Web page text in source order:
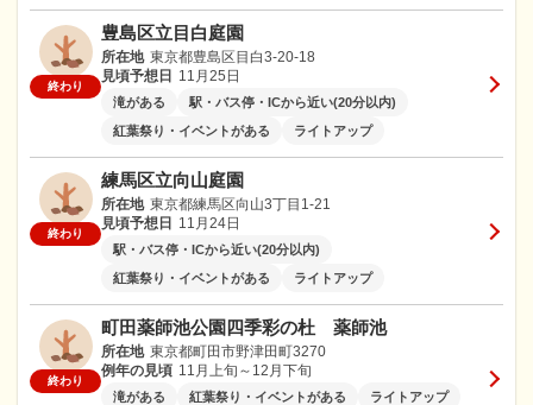
終わり
豊島区立目白庭園
所在地 東京都豊島区目白3-20-18
見頃予想日
11月25日
滝がある
駅・バス停・ICから近い(20分以内)
紅葉祭り・イベントがある
ライトアップ
終わり
練馬区立向山庭園
所在地 東京都練馬区向山3丁目1-21
見頃予想日
11月24日
駅・バス停・ICから近い(20分以内)
紅葉祭り・イベントがある
ライトアップ
終わり
町田薬師池公園四季彩の杜 薬師池
所在地 東京都町田市野津田町3270
例年の見頃 11月上旬～12月下旬
滝がある 紅葉祭り・イベントがある
ライトアップ